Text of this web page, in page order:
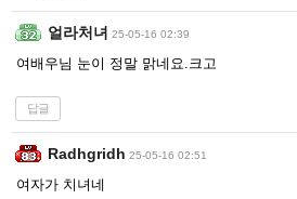
얼라처녀 25-05-16 02:39
여배우님 눈이 정말 맑네요.크고
답글
Radhgridh 25-05-16 02:51
여자가 치녀네